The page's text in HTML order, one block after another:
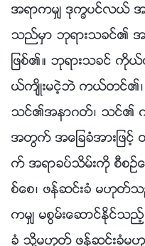
အရာကမွ် ဒုကၡပင္လယ္
သည္မွာ ဘုရားသခင္၏ အ
ျဖစ္၏။ ဘုရားသခင္
ယ္က်ိဳးမငဲ့ဘဲ ကယ္တင္၏၊
သင္၏အနာဂတ္၊ သင္၏
အတြက္ အေျခခံအားျဖ
က္ အရာခပ္သိမ္းကို စီစဥ္
စ္ေစ၊ ဖန္ဆင္းခံ မဟုတ္
ကမွ် မစြမ္းေဆာင္ႏိုင္သ
ခံ သို႔မဟုတ္ ဖန္ဆင္းခံ